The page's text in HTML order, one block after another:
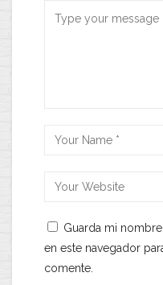
Guarda mi
en este navegador
comente.